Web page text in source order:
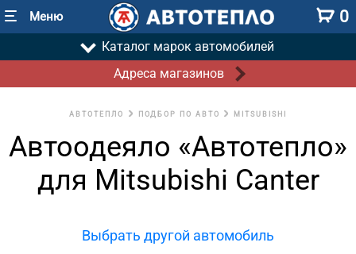
Меню 0
Каталог марок автомобилей
Адреса магазинов
АВТОТЕПЛО ПОДБОР ПО АВТО MITSUBISHI
Автоодеяло «Автотепло»
для Mitsubishi Canter
Выбрать другой автомобиль